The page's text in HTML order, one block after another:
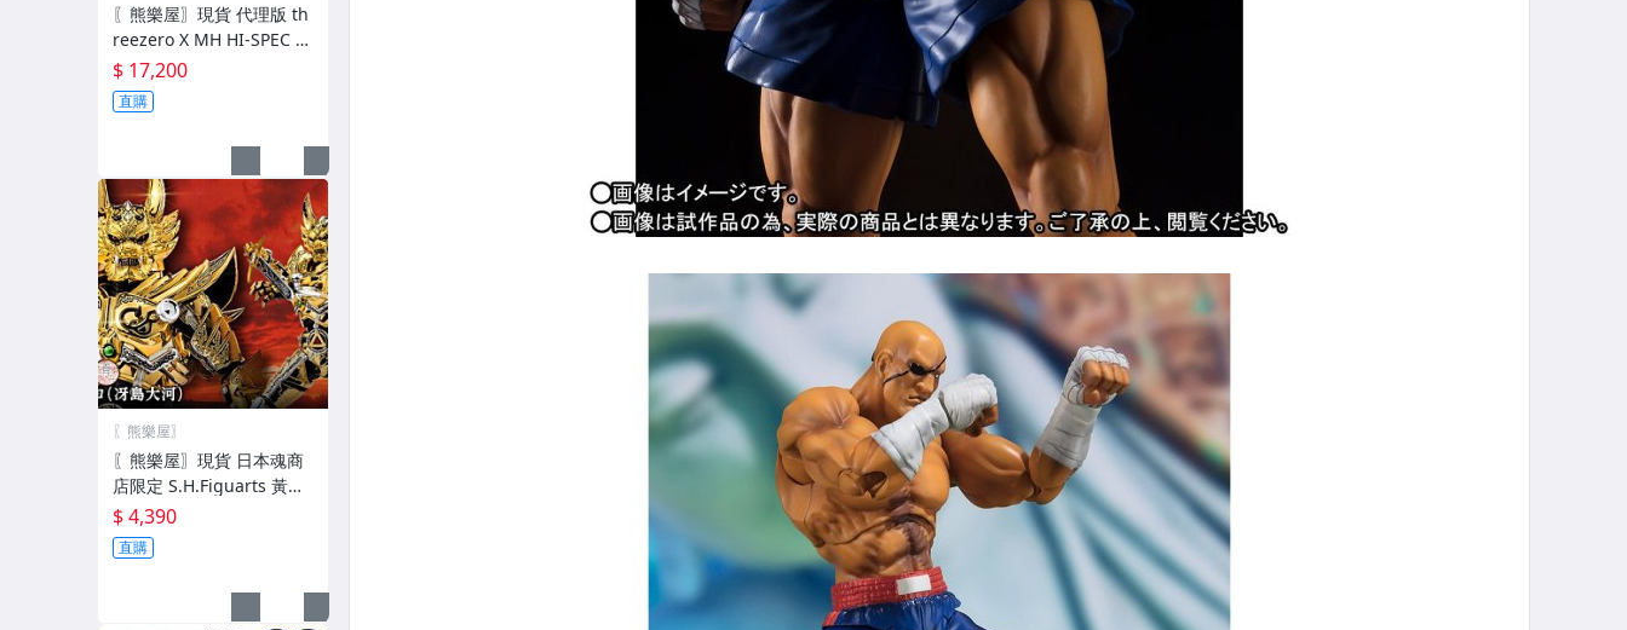
〖熊樂屋〗現貨 代理版 th
reezero X MH HI-SPEC 閃
電霹靂車 超級阿斯拉01 完
全變形 附展示盒
$ 17,200
直購
〖熊樂屋〗
〖熊樂屋〗現貨 日本魂商
店限定 S.H.Figuarts 黃金
騎士牙狼 冴島大河 真骨彫
製法 真骨雕
$ 4,390
直購